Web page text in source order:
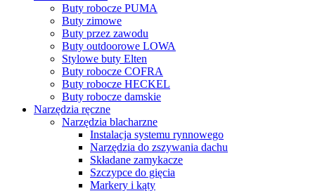
Buty robocze PUMA
Buty zimowe
Buty przez zawodu
Buty outdoorowe LOWA
Stylowe buty Elten
Buty robocze COFRA
Buty robocze HECKEL
Buty robocze damskie
Narzędzia ręczne
Narzędzia blacharzne
Instalacja systemu rynnowego
Narzędzia do zszywania dachu
Składane zamykacze
Szczypce do gięcia
Markery i kąty